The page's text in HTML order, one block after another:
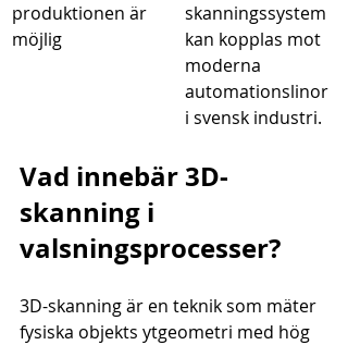
produktionen är
möjlig
skanningssystem
kan kopplas mot
moderna
automationslinor
i svensk industri.
Vad innebär 3D-
skanning i
valsningsprocesser?
3D-skanning är en teknik som mäter
fysiska objekts ytgeometri med hög